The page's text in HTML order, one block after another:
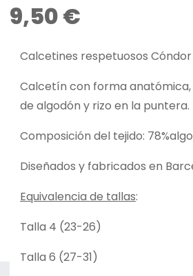
9,50€
Calcetines respetuosos
Calcetín con forma anatómica,
de algodón y rizo en la
Composición del tejido:
Diseñados y fabricados en
Equivalencia de tallas:
Talla 4 (23-26)
Talla 6 (27-31)